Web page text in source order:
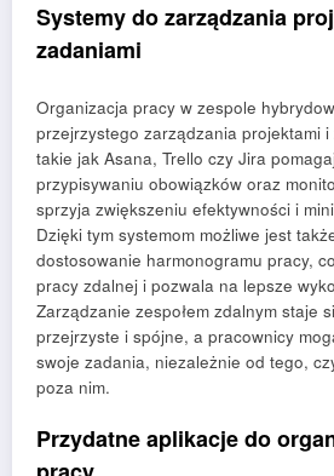
Systemy do zarządzania
zadaniami
Organizacja pracy w zespole
przejrzystego zarządzania projektami
takie jak Asana, Trello czy Jira
przypisywaniu obowiązków oraz
sprzyja zwiększeniu efektywności i
Dzięki tym systemom możliwe jest
dostosowanie harmonogramu pracy,
pracy zdalnej i pozwala na lepsze
Zarządzanie zespołem zdalnym staje
przejrzyste i spójne, a pracownicy
swoje zadania, niezależnie od tego,
poza nim.
Przydatne aplikacje do